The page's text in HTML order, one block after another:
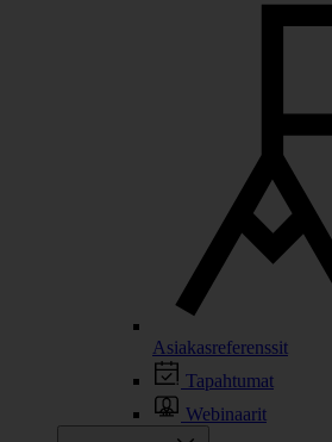
Asiakasreferenssit
Tapahtumat
Webinaarit